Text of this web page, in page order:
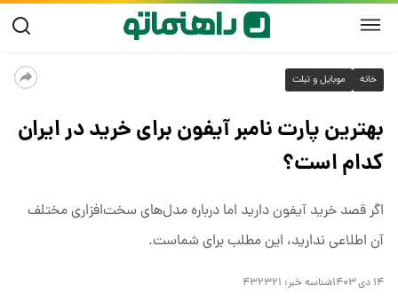
خانه موبایل و تبلت
بهترین پارت نامبر آیفون برای خرید در ایران
کدام است؟
اگر قصد خرید آیفون دارید اما درباره مدل‌های سخت‌افزاری مختلف
آن اطلاعی ندارید، این مطلب برای شماست.
۱۴ دی ۱۴۰۳ شناسه خبر: ۴۳۲۳۲۱